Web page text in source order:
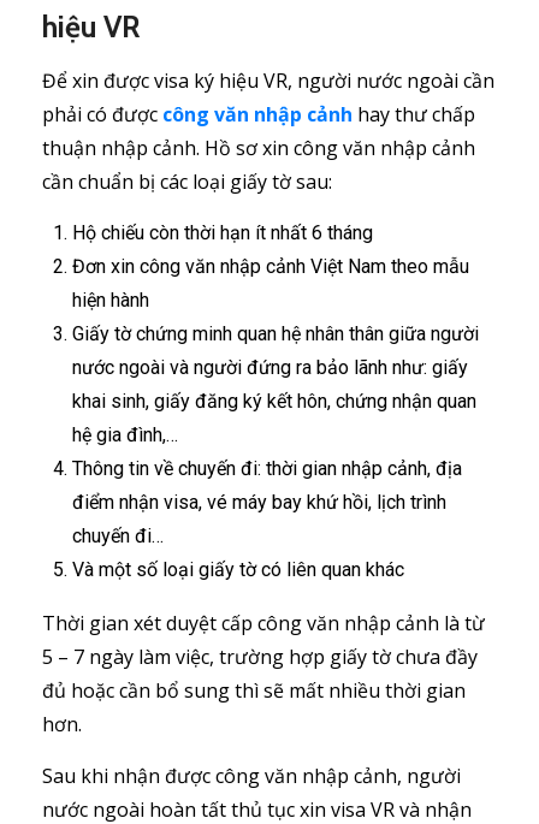
hiệu VR
Để xin được visa ký hiệu VR, người nước ngoài cần
phải có được công văn nhập cảnh hay thư chấp
thuận nhập cảnh. Hồ sơ xin công văn nhập cảnh
cần chuẩn bị các loại giấy tờ sau:
Hộ chiếu còn thời hạn ít nhất 6 tháng
Đơn xin công văn nhập cảnh Việt Nam theo mẫu
hiện hành
Giấy tờ chứng minh quan hệ nhân thân giữa người
nước ngoài và người đứng ra bảo lãnh như: giấy
khai sinh, giấy đăng ký kết hôn, chứng nhận quan
hệ gia đình,…
Thông tin về chuyến đi: thời gian nhập cảnh, địa
điểm nhận visa, vé máy bay khứ hồi, lịch trình
chuyến đi…
Và một số loại giấy tờ có liên quan khác
Thời gian xét duyệt cấp công văn nhập cảnh là từ
5 – 7 ngày làm việc, trường hợp giấy tờ chưa đầy
đủ hoặc cần bổ sung thì sẽ mất nhiều thời gian
hơn.
Sau khi nhận được công văn nhập cảnh, người
nước ngoài hoàn tất thủ tục xin visa VR và nhận